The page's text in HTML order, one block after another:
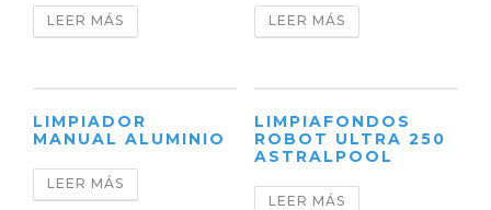
LEER MÁS LEER MÁS
LIMPIADOR
MANUAL ALUMINIO
LEER MÁS
LIMPIAFONDOS
ROBOT ULTRA 250
ASTRALPOOL
LEER MÁS